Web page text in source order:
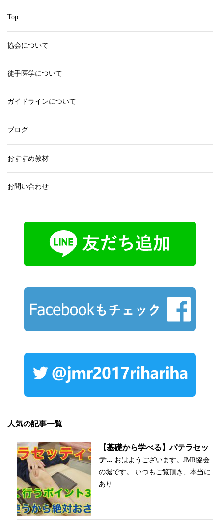
Top
協会について
徒手医学について
ガイドラインについて
ブログ
おすすめ教材
お問い合わせ
人気の記事一覧
【基礎から学べる】パテラセッ
テ... おはようございます。JMR協会
の堀です。 いつもご覧頂き、本当に
あり...